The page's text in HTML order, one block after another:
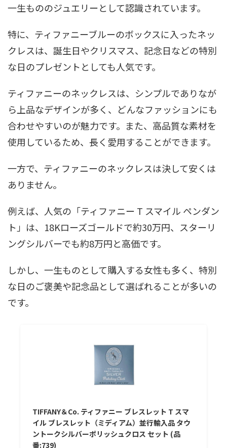
一生もののジュエリーとして認識されています。
特に、ティファニーブルーのボックスに入ったネッ
クレスは、誕生日やクリスマス、記念日などの特別
な日のプレゼントとしても人気です。
ティファニーのネックレスは、シンプルでありなが
ら上品なデザインが多く、どんなファッションにも
合わせやすいのが魅力です。また、高品質な素材を
使用しているため、長く愛用することができます。
一方で、ティファニーのネックレスは決して安くは
ありません。
例えば、人気の「ティファニー T スマイル ペンダン
ト」は、18Kローズゴールドで約30万円、スターリ
ングシルバーでも約8万円と高価です。
しかし、一生ものとして購入する女性も多く、特別
な日のご褒美や記念品として選ばれることが多いの
です。
TIFFANY＆Co. ティファニー ブレスレット T スマ
イル ブレスレット（ミディアム）並行輸入品 タウ
ントークシルバーポリッシュクロス セット (品
番:739)